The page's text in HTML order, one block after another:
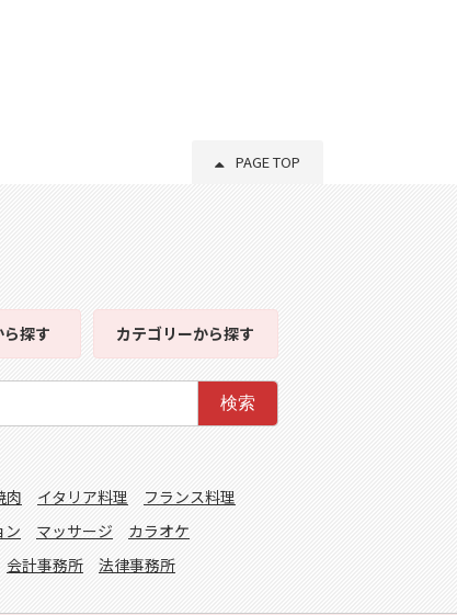
PAGE TOP
ら探す カテゴリーから探す
検索
肉 イタリア料理
フランス料理
ン マッサージ
カラオケ
会計事務所 法律事務所